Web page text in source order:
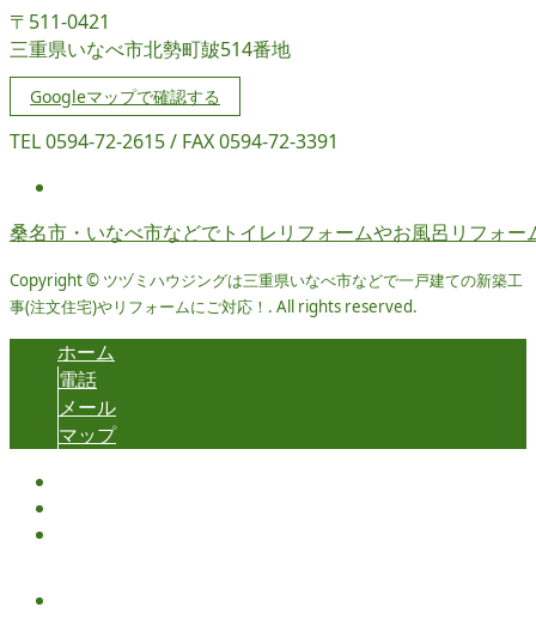
〒511-0421
三重県いなべ市北勢町皷514番地
Googleマップで確認する
TEL 0594-72-2615 / FAX 0594-72-3391
桑名市・いなべ市などでトイレリフォームやお風呂リフォ
Copyright © ツヅミハウジングは三重県いなべ市などで一戸建ての新築工
事(注文住宅)やリフォームにご対応！. All rights reserved.
ホーム
電話
メール
マップ